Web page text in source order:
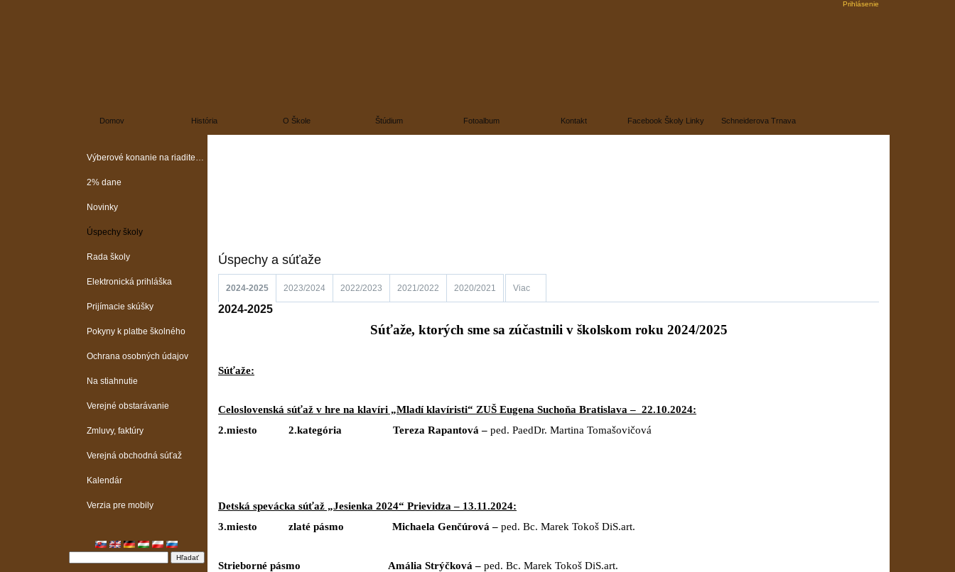
Prihlásenie
Domov História O Škole Štúdium Fotoalbum Kontakt Facebook Školy Linky Schneiderova Trnava
Výberové konanie na riaditeľa školy
2% dane
Novinky
Úspechy školy
Rada školy
Elektronická prihláška
Prijímacie skúšky
Pokyny k platbe školného
Ochrana osobných údajov
Na stiahnutie
Verejné obstarávanie
Zmluvy, faktúry
Verejná obchodná súťaž
Kalendár
Verzia pre mobily
Úspechy a súťaže
2024-2025 2023/2024 2022/2023 2021/2022 2020/2021 Viac
2024-2025
Súťaže, ktorých sme sa zúčastnili v školskom roku 2024/2025
Súťaže:
Celoslovenská súťaž v hre na klavíri „Mladí klavíristi“ ZUŠ Eugena Suchoňa Bratislava – 22.10.2024:
2.miesto 2.kategória Tereza Rapantová – ped. PaedDr. Martina Tomašovičová
Detská spevácka súťaž „Jesienka 2024“ Prievidza – 13.11.2024:
3.miesto zlaté pásmo Michaela Genčúrová – ped. Bc. Marek Tokoš DiS.art.
Strieborné pásmo Amália Strýčková – ped. Bc. Marek Tokoš DiS.art.